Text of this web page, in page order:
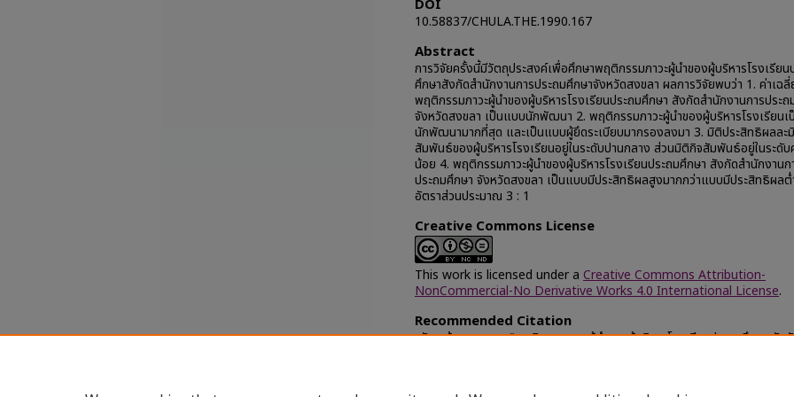
DOI
10.58837/CHULA.THE.1990.167
Abstract
การวิจัยครั้งนี้มีวัตถุประสงค์เพื่อศึกษาพฤติกรรมภาวะผู้นำของผู้บริหารโรงเรียน
ศึกษาสังกัดสำนักงานการประถมศึกษาจังหวัดสงขลา ผลการวิจัยพบว่า 1. ค่าเฉลี่
พฤติกรรมภาวะผู้นำของผู้บริหารโรงเรียนประถมศึกษา สังกัดสำนักงานการประถ
จังหวัดสงขลา เป็นแบบนักพัฒนา 2. พฤติกรรมภาวะผู้นำของผู้บริหารโรงเรียน
นักพัฒนามากที่สุด และเป็นแบบผู้ยึดระเบียบมากรองลงมา 3. มิติประสิทธิผลละ
สัมพันธ์ของผู้บริหารโรงเรียนอยู่ในระดับปานกลาง ส่วนมิติกิจสัมพันธ์อยู่ในระดับ
น้อย 4. พฤติกรรมภาวะผู้นำของผู้บริหารโรงเรียนประถมศึกษา สังกัดสำนักงานก
ประถมศึกษา จังหวัดสงขลา เป็นแบบมีประสิทธิผลสูงมากกว่าแบบมีประสิทธิผลต่
อัตราส่วนประมาณ 3 : 1
Creative Commons License
This work is licensed under a Creative Commons Attribution-
NonCommercial-No Derivative Works 4.0 International License.
Recommended Citation
ขวัญแก้ว, สุวรรณ, "พฤติกรรมภาวะผู้นำของผู้บริหารโรงเรียนประถมศึกษา สัง